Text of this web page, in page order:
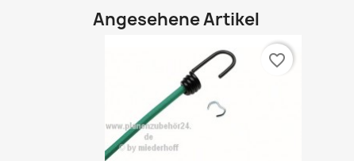
Angesehene Artikel
favorite_border